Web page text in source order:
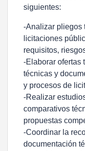
siguientes:
-Analizar pliegos
licitaciones
requisitos,
-Elaborar ofertas
técnicas y
y procesos de
-Realizar
comparativos
propuestas
-Coordinar la
documentación